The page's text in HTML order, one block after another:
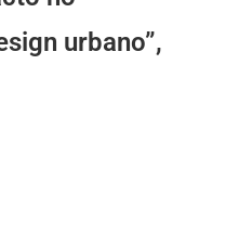
urbano”,